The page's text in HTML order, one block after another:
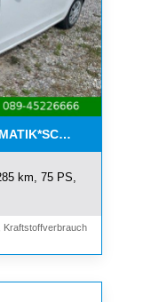
km, 75 PS,
Kraftstoffverbrauch